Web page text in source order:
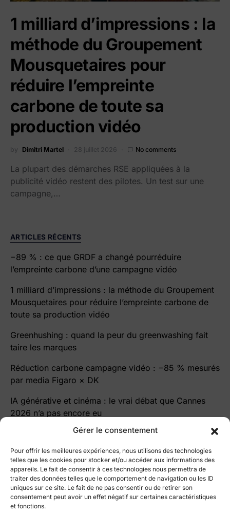
Gérer le consentement
Pour offrir les meilleures expériences, nous utilisons des technologies
telles que les cookies pour stocker et/ou accéder aux informations des
appareils. Le fait de consentir à ces technologies nous permettra de
traiter des données telles que le comportement de navigation ou les ID
uniques sur ce site. Le fait de ne pas consentir ou de retirer son
consentement peut avoir un effet négatif sur certaines caractéristiques
et fonctions.
1 milliard d’impressions : la
méthode du Groupement
Mousquetaires pour
réduire l’empreinte
carbone de toute sa
production vidéo
by Dimitri Martel 28 juillet 2026 No comments
La plupart des démarches RSE appliquées à la
publicité vidéo restent des pilotes. Un test sur une
campagne,…
ARTICLES RÉCENTS
−89 % : ce que GRDF a changé pourréduire
l’empreinte carbone d’une campagne vidéo
1 milliard d’impressions : la méthode du Groupement
Mousquetaires pour réduire l’empreinte carbone de
toute sa production vidéo
Greenhushing : quand la peur du greenwashing fait
taire les marques
Réduction carbone campagne vidéo : −85 % mesurés
par media Figaro × DK
IA générative et cinéma : le vrai débat que Cannes
2026 n’a pas encore eu
le blog Cutz
Le blog par ©Vidmizer